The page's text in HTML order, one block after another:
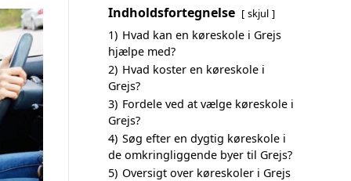
Indholdsfortegnelse skjul
1) Hvad kan en køreskole i Grejs
hjælpe med?
2) Hvad koster en køreskole i
Grejs?
3) Fordele ved at vælge køreskole i
Grejs?
4) Søg efter en dygtig køreskole i
de omkringliggende byer til Grejs?
5) Oversigt over køreskoler i Grejs